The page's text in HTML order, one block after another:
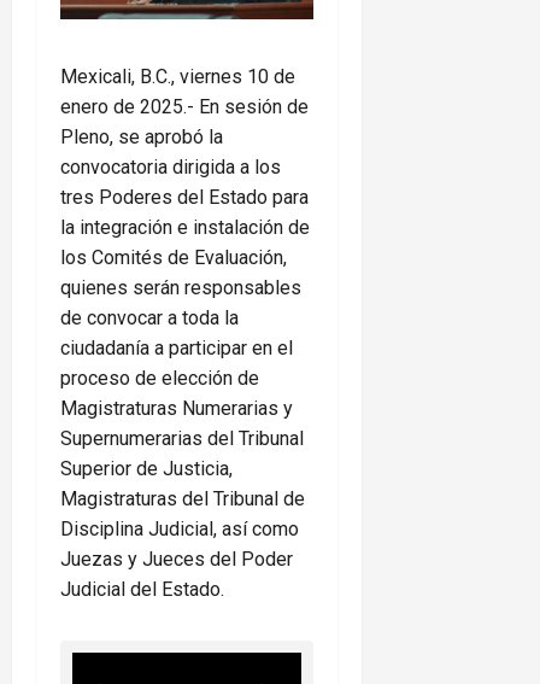
Mexicali, B.C., viernes 10 de
enero de 2025.- En sesión de
Pleno, se aprobó la
convocatoria dirigida a los
tres Poderes del Estado para
la integración e instalación de
los Comités de Evaluación,
quienes serán responsables
de convocar a toda la
ciudadanía a participar en el
proceso de elección de
Magistraturas Numerarias y
Supernumerarias del Tribunal
Superior de Justicia,
Magistraturas del Tribunal de
Disciplina Judicial, así como
Juezas y Jueces del Poder
Judicial del Estado.